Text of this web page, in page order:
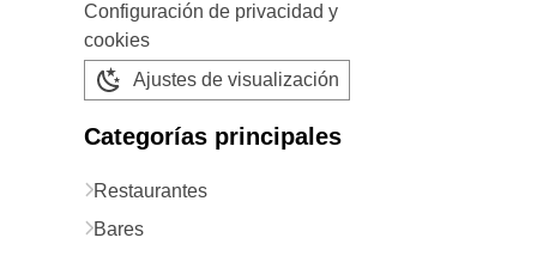
Configuración de privacidad y
cookies
Ajustes de visualización
Categorías principales
Restaurantes
Bares